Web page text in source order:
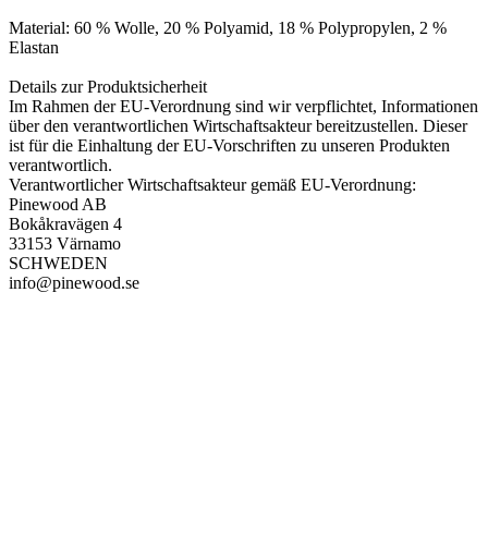
Material: 60 % Wolle, 20 % Polyamid, 18 % Polypropylen, 2 %
Elastan
Details zur Produktsicherheit
Im Rahmen der EU-Verordnung sind wir verpflichtet, Informationen
über den verantwortlichen Wirtschaftsakteur bereitzustellen. Dieser
ist für die Einhaltung der EU-Vorschriften zu unseren Produkten
verantwortlich.
Verantwortlicher Wirtschaftsakteur gemäß EU-Verordnung:
Pinewood AB
Bokåkravägen 4
33153 Värnamo
SCHWEDEN
info@pinewood.se